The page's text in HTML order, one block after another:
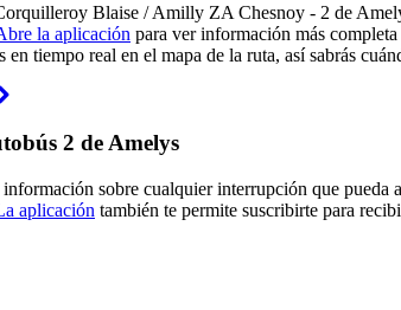
Blaise / Amilly ZA Chesnoy - 2 de
la aplicación para ver información más
tiempo real en el mapa de la ruta, así sabrás
2 de Amelys
sobre cualquier interrupción que pueda
aplicación también te permite suscribirte para